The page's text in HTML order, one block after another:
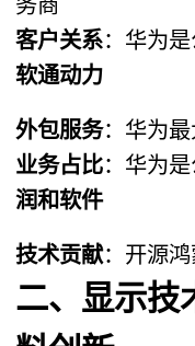
务商
客户关系：华为
软通动力
外包服务：华为
业务占比：华为
润和软件
技术贡献：开源
二、显示技